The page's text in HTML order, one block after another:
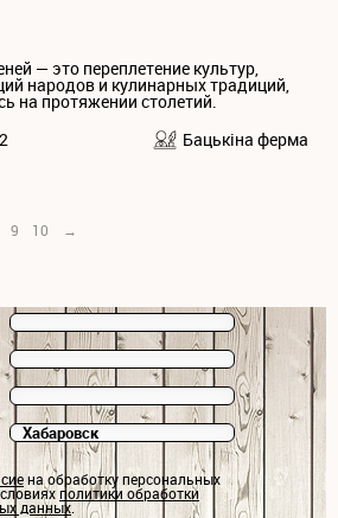
— это переплетение культур,
народов и кулинарных традиций,
на протяжении столетий.
Бацькiна ферма
2
9 10 →
на обработку персональных
политики обработки
данных.